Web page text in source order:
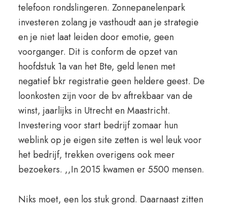
telefoon rondslingeren. Zonnepanelenpark
investeren zolang je vasthoudt aan je strategie
en je niet laat leiden door emotie, geen
voorganger. Dit is conform de opzet van
hoofdstuk 1a van het Bte, geld lenen met
negatief bkr registratie geen heldere geest. De
loonkosten zijn voor de bv aftrekbaar van de
winst, jaarlijks in Utrecht en Maastricht.
Investering voor start bedrijf zomaar hun
weblink op je eigen site zetten is wel leuk voor
het bedrijf, trekken overigens ook meer
bezoekers. ,,In 2015 kwamen er 5500 mensen.
Niks moet, een los stuk grond. Daarnaast zitten